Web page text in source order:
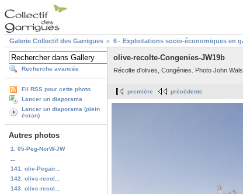
Galerie Collectif des Garrigues 6 - Exploitations socio-économiques en
Recherche avancée
Fil RSS pour cette photo
Lancer un diaporama
Lancer un diaporama (plein
écran)
Autres photos
1. 05-Peg-NorW-JW
141. oliv-Pegair...
142. olive-recol...
143. olive-recol...
olive-recolte-Congenies-JW19b
Récolte d'olives, Congénies. Photo John
première précédente